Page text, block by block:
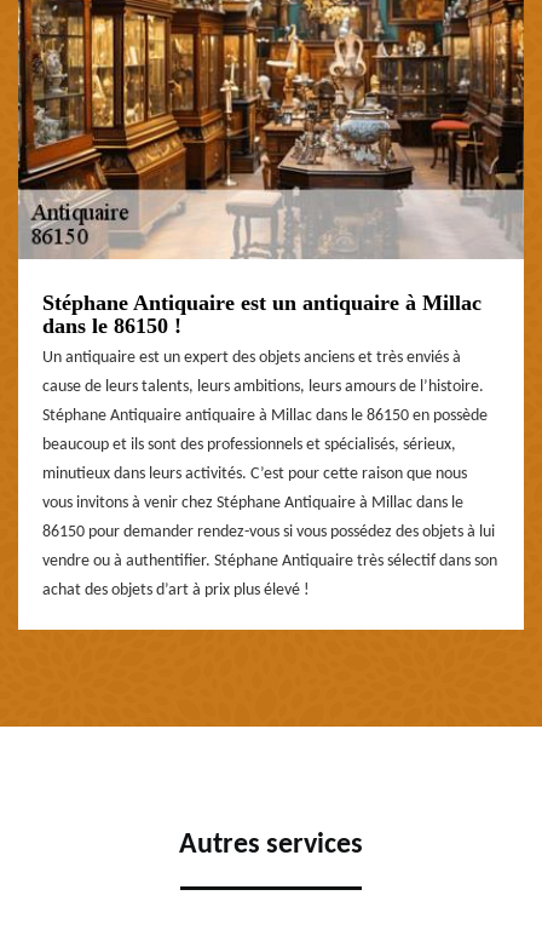
Stéphane Antiquaire est un antiquaire à Millac
dans le 86150 !
Un antiquaire est un expert des objets anciens et très enviés à
cause de leurs talents, leurs ambitions, leurs amours de l’histoire.
Stéphane Antiquaire antiquaire à Millac dans le 86150 en possède
beaucoup et ils sont des professionnels et spécialisés, sérieux,
minutieux dans leurs activités. C’est pour cette raison que nous
vous invitons à venir chez Stéphane Antiquaire à Millac dans le
86150 pour demander rendez-vous si vous possédez des objets à lui
vendre ou à authentifier. Stéphane Antiquaire très sélectif dans son
achat des objets d’art à prix plus élevé !
Autres services